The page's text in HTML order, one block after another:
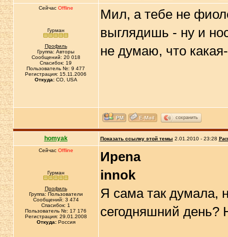
Сейчас Offline
Гурман
Профиль
Группа: Авторы
Сообщений: 20 018
Спасибок: 19
Пользователь №: 9 477
Регистрация: 15.11.2006
Откуда:CO, USA
Мил, а тебе не
выглядишь - ну и
не думаю, что
сохранить
homyak Показать ссылку этой темы 2.01.2010 - 23:28
Сейчас Offline
Гурман
Профиль
Группа: Пользователи
Сообщений: 3 474
Спасибок: 1
Пользователь №: 17 176
Регистрация: 29.01.2008
Откуда:Россия
Иpena
innok
Я сама так думала,
сегодняшний день?